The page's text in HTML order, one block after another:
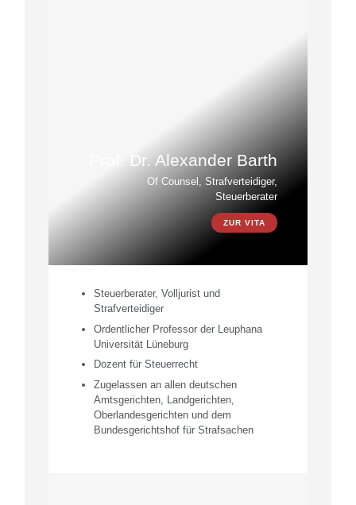
Prof. Dr. Alexander Barth
Of Counsel, Strafverteidiger,
Steuerberater
ZUR VITA
Steuerberater, Volljurist und
Strafverteidiger
Ordentlicher Professor der Leuphana
Universität Lüneburg
Dozent für Steuerrecht
Zugelassen an allen deutschen
Amtsgerichten, Landgerichten,
Oberlandesgerichten und dem
Bundesgerichtshof für Strafsachen